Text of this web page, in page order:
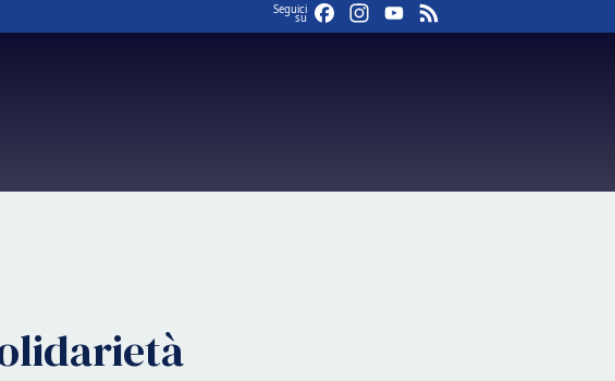
Seguici
su FacebookInstagram
YouTube